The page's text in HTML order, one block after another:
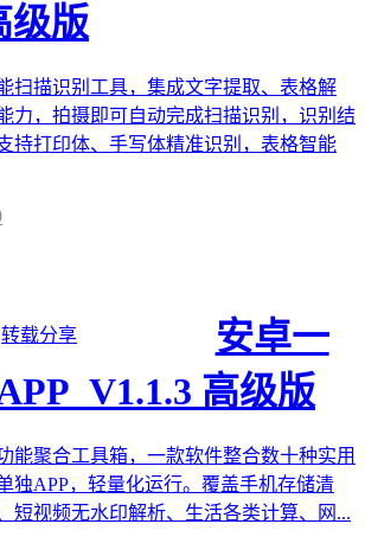
级版
扫描识别工具，集成文字提取、表格解
力，拍摄即可自动完成扫描识别，识别结
持打印体、手写体精准识别，表格智能
转载分享
安卓一
高级版
能聚合工具箱，一款软件整合数十种实用
独APP，轻量化运行。覆盖手机存储清
短视频无水印解析、生活各类计算、网...